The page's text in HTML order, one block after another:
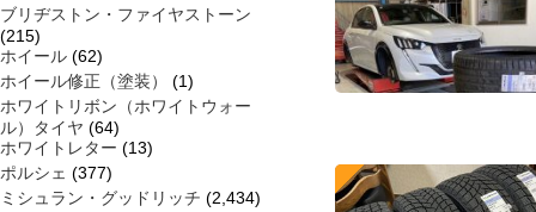
ブリヂストン・ファイヤストーン
(215)
ホイール (62)
ホイール修正（塗装）
(1)
ホワイトリボン（ホワイトウォー
ル）タイヤ (64)
ホワイトレター (13)
ポルシェ (377)
ミシュラン・グッドリッチ (2,434)